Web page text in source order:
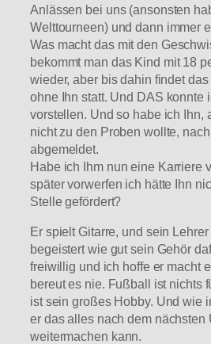
Anlässen bei uns (ansonsten
Welttourneen) und dann immer
Was macht das mit den
bekommt man das Kind mit 18
wieder, aber bis dahin findet
ohne Ihn statt. Und DAS konnte
vorstellen. Und so habe ich Ihn,
nicht zu den Proben wollte,
abgemeldet.
Habe ich Ihm nun eine Karriere
später vorwerfen ich hätte Ihn
Stelle gefördert?
Er spielt Gitarre, und sein
begeistert wie gut sein Gehör
freiwillig und ich hoffe er macht
bereut es nie. Fußball ist nichts
ist sein großes Hobby. Und wie
er das alles nach dem nächsten
weitermachen kann.